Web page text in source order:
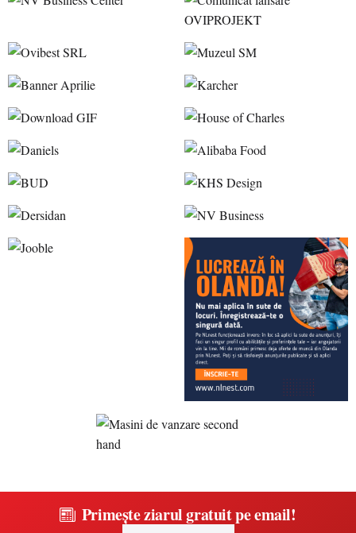
Primește ziarul gratuit pe email!